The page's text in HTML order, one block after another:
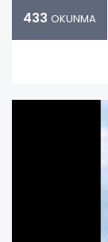
433 OKUNMA